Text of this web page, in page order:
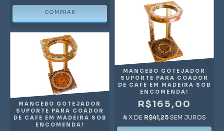
MANCEBO GOTEJADOR
SUPORTE PARA COADOR
DE CAFE EM MADEIRA SOB
ENCOMENDA!
MANCEBO GOTEJADOR
SUPORTE PARA COADOR
DE CAFE EM MADEIRA SOB
ENCOMENDA!
R$165,00
4 X DE R$41,25 SEM JUROS